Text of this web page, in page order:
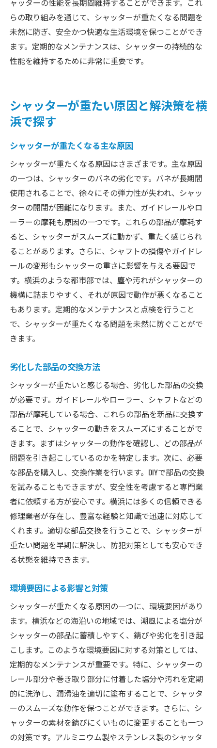
ャッターの性能を長期間維持することができます。これ
らの取り組みを通じて、シャッターが重たくなる問題を
未然に防ぎ、安全かつ快適な生活環境を保つことができ
ます。定期的なメンテナンスは、シャッターの持続的な
性能を維持するために非常に重要です。
シャッターが重たい原因と解決策を横
浜で探す
シャッターが重たくなる主な原因
シャッターが重たくなる原因はさまざまです。主な原因
の一つは、シャッターのバネの劣化です。バネが長期間
使用されることで、徐々にその弾力性が失われ、シャッ
ターの開閉が困難になります。また、ガイドレールやロ
ーラーの摩耗も原因の一つです。これらの部品が摩耗す
ると、シャッターがスムーズに動かず、重たく感じられ
ることがあります。さらに、シャフトの損傷やガイドレ
ールの変形もシャッターの重さに影響を与える要因で
す。横浜のような都市部では、塵や汚れがシャッターの
機構に詰まりやすく、それが原因で動作が悪くなること
もあります。定期的なメンテナンスと点検を行うこと
で、シャッターが重たくなる問題を未然に防ぐことがで
きます。
劣化した部品の交換方法
シャッターが重たいと感じる場合、劣化した部品の交換
が必要です。ガイドレールやローラー、シャフトなどの
部品が摩耗している場合、これらの部品を新品に交換す
ることで、シャッターの動きをスムーズにすることがで
きます。まずはシャッターの動作を確認し、どの部品が
問題を引き起こしているのかを特定します。次に、必要
な部品を購入し、交換作業を行います。DIYで部品の交換
を試みることもできますが、安全性を考慮すると専門業
者に依頼する方が安心です。横浜には多くの信頼できる
修理業者が存在し、豊富な経験と知識で迅速に対応して
くれます。適切な部品交換を行うことで、シャッターが
重たい問題を早期に解決し、防犯対策としても安心でき
る状態を維持できます。
環境要因による影響と対策
シャッターが重たくなる原因の一つに、環境要因があり
ます。横浜などの海沿いの地域では、潮風による塩分が
シャッターの部品に蓄積しやすく、錆びや劣化を引き起
こします。このような環境要因に対する対策としては、
定期的なメンテナンスが重要です。特に、シャッターの
レール部分や巻き取り部分に付着した塩分や汚れを定期
的に洗浄し、潤滑油を適切に塗布することで、シャッタ
ーのスムーズな動作を保つことができます。さらに、シ
ャッターの素材を錆びにくいものに変更することも一つ
の対策です。アルミニウム製やステンレス製のシャッタ